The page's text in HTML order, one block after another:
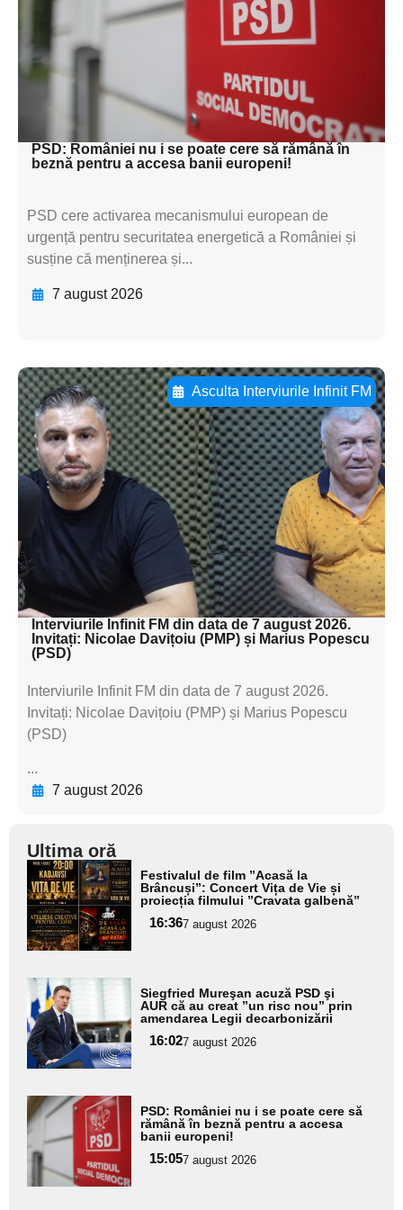
subtitluAdaugă aici
textul pentru
subtitluAdaugă aici
textul pentru subti
PSD: României nu i se poate cere să rămână în
beznă pentru a accesa banii europeni!
PSD cere activarea mecanismului european de
urgență pentru securitatea energetică a României și
susține că menținerea și...
7 august 2026
Asculta Interviurile Infinit FM
Adaugă aici textul pentru
subtitluAdaugă aici
textul pentru
subtitluAdaugă aici
textul pentru
subtitluAdaugă aici
textul pentru subti
Interviurile Infinit FM din data de 7 august 2026.
Invitați: Nicolae Davițoiu (PMP) și Marius Popescu
(PSD)
Interviurile Infinit FM din data de 7 august 2026.
Invitați: Nicolae Davițoiu (PMP) și Marius Popescu
(PSD)
...
7 august 2026
Ultima oră
Adaugă
aici textul
pentru
subtitlu
Festivalul de film ”Acasă la
Brâncuși”: Concert Vița de Vie și
proiecția filmului ”Cravata galbenă”
16:367 august 2026
Adaugă
aici textul
pentru
subtitlu
Siegfried Mureşan acuză PSD şi
AUR că au creat ”un risc nou” prin
amendarea Legii decarbonizării
16:027 august 2026
Adaugă
aici textul
pentru
subtitlu
PSD: României nu i se poate cere să
rămână în beznă pentru a accesa
banii europeni!
15:057 august 2026